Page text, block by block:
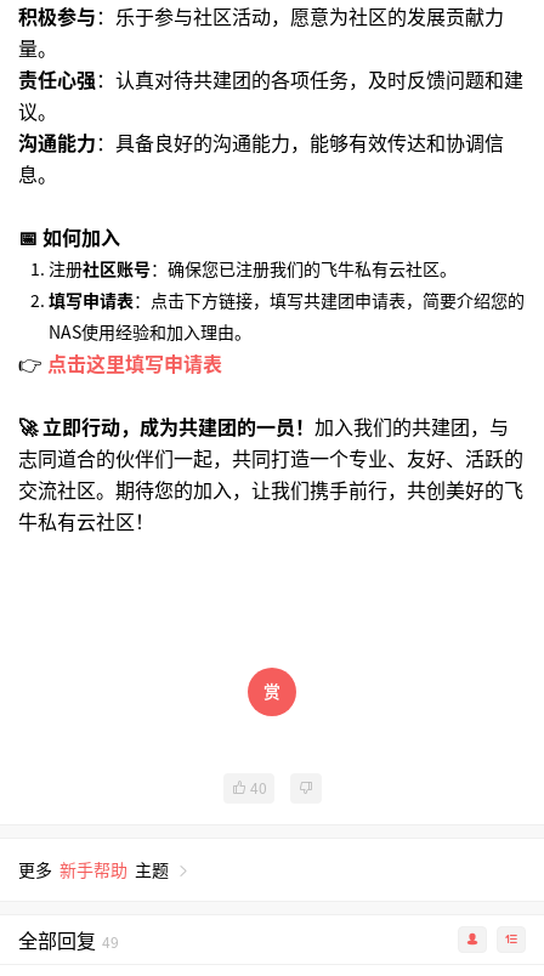
积极参与：乐于参与社区活动，愿意为社区的发展贡献力
量。
责任心强：认真对待共建团的各项任务，及时反馈问题和建
议。
沟通能力：具备良好的沟通能力，能够有效传达和协调信
息。
📅 如何加入
注册社区账号：确保您已注册我们的飞牛私有云社区。
填写申请表：点击下方链接，填写共建团申请表，简要介绍您的
NAS使用经验和加入理由。
👉 点击这里填写申请表
🚀立即行动，成为共建团的一员！ 加入我们的共建团，与
志同道合的伙伴们一起，共同打造一个专业、友好、活跃的
交流社区。期待您的加入，让我们携手前行，共创美好的飞
牛私有云社区！
40
更多 新手帮助 主题
全部回复 49